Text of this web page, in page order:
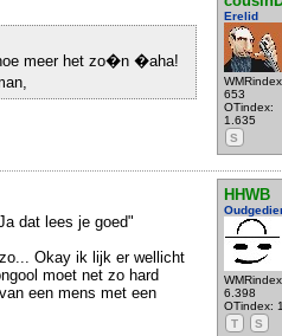
Erelid
653
OTindex:
1.635
S
meer het zo�n �aha!
HHWB
6.398
OTindex:
T
S
dat lees je goed"
Okay ik lijk er wellicht
moet net zo hard
een mens met een